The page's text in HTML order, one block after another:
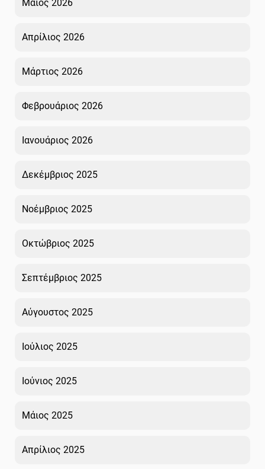
Μάιος 2026
Απρίλιος 2026
Μάρτιος 2026
Φεβρουάριος 2026
Ιανουάριος 2026
Δεκέμβριος 2025
Νοέμβριος 2025
Οκτώβριος 2025
Σεπτέμβριος 2025
Αύγουστος 2025
Ιούλιος 2025
Ιούνιος 2025
Μάιος 2025
Απρίλιος 2025